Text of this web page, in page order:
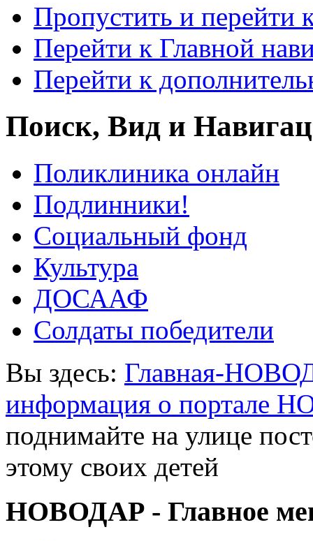
Пропустить и перейти
Перейти к Главной
Перейти к
Поиск, Вид и
Поликлиника онлайн
Подлинники!
Социальный фонд
Культура
ДОСААФ
Солдаты победители
Вы здесь: Главная-
информация о портале
поднимайте на улице
этому своих детей
НОВОДАР - Главное